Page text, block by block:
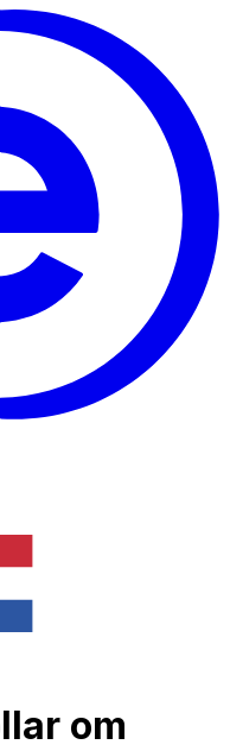
om